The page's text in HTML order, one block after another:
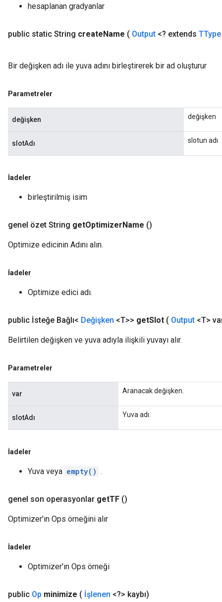
hesaplanan gradyanlar
public static String createName ( Output <? extends TType
Bir değişken adı ile yuva adını birleştirerek bir ad oluşturur
Parametreler
değişken değişken
slotAdı slotun adı
İadeler
birleştirilmiş isim
genel özet String getOptimizerName ()
Optimize edicinin Adını alın.
İadeler
Optimize edici adı.
public İsteğe Bağlı< Değişken <T>> getSlot ( Output <T>
Belirtilen değişken ve yuva adıyla ilişkili yuvayı alır.
Parametreler
var Aranacak değişken.
slotAdı Yuva adı.
İadeler
Yuva veya empty() .
genel son operasyonlar getTF ()
Optimizer'ın Ops örneğini alır
İadeler
Optimizer'ın Ops örneği
public Op minimize ( İşlenen <?> kaybı)